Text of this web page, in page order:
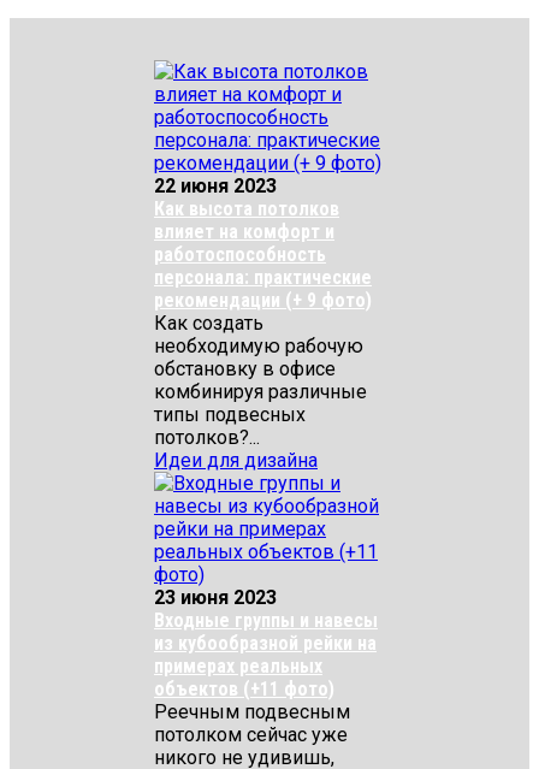
22 июня 2023
Как высота потолков
влияет на комфорт и
работоспособность
персонала: практические
рекомендации (+ 9 фото)
Как создать
необходимую рабочую
обстановку в офисе
комбинируя различные
типы подвесных
потолков?...
Идеи для дизайна
23 июня 2023
Входные группы и навесы
из кубообразной рейки на
примерах реальных
объектов (+11 фото)
Реечным подвесным
потолком сейчас уже
никого не удивишь,